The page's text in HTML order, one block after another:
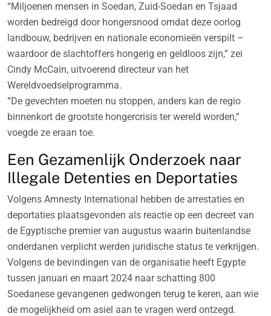
“Miljoenen mensen in Soedan, Zuid-Soedan en Tsjaad
worden bedreigd door hongersnood omdat deze oorlog
landbouw, bedrijven en nationale economieën verspilt –
waardoor de slachtoffers hongerig en geldloos zijn,” zei
Cindy McCain, uitvoerend directeur van het
Wereldvoedselprogramma.
“De gevechten moeten nu stoppen, anders kan de regio
binnenkort de grootste hongercrisis ter wereld worden,”
voegde ze eraan toe.
Een Gezamenlijk Onderzoek naar
Illegale Detenties en Deportaties
Volgens Amnesty International hebben de arrestaties en
deportaties plaatsgevonden als reactie op een decreet van
de Egyptische premier van augustus waarin buitenlandse
onderdanen verplicht werden juridische status te verkrijgen.
Volgens de bevindingen van de organisatie heeft Egypte
tussen januari en maart 2024 naar schatting 800
Soedanese gevangenen gedwongen terug te keren, aan wie
de mogelijkheid om asiel aan te vragen werd ontzegd.